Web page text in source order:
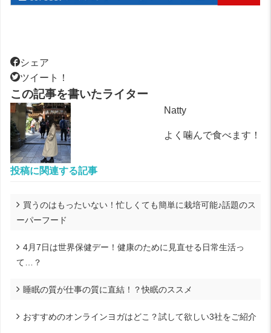
シェア
ツイート！
この記事を書いたライター
Natty
よく噛んで食べます！
投稿に関連する記事
買うのはもったいない！忙しくても簡単に栽培可能♪話題のス
ーパーフード
4月7日は世界保健デー！健康のために見直せる日常生活っ
て…？
睡眠の質が仕事の質に直結！？快眠のススメ
おすすめのオンラインヨガはどこ？試して欲しい3社をご紹介